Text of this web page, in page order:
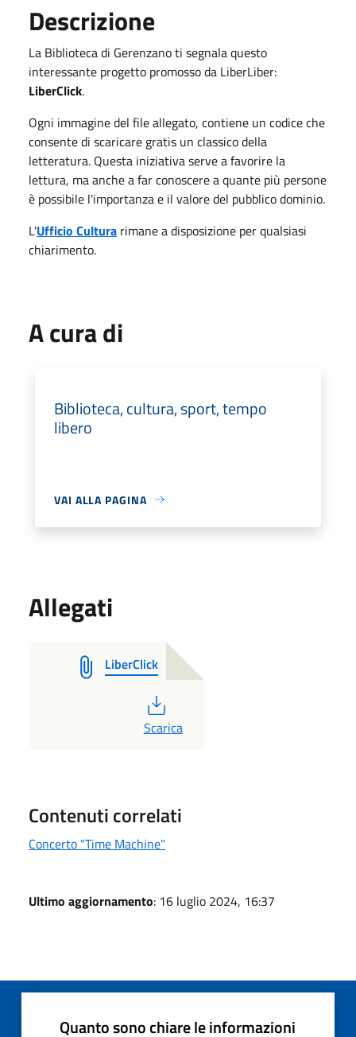
Descrizione
La Biblioteca di Gerenzano ti segnala questo
interessante progetto promosso da LiberLiber:
LiberClick.
Ogni immagine del file allegato, contiene un codice che
consente di scaricare gratis un classico della
letteratura. Questa iniziativa serve a favorire la
lettura, ma anche a far conoscere a quante più persone
è possibile l'importanza e il valore del pubblico dominio.
L'Ufficio Cultura rimane a disposizione per qualsiasi
chiarimento.
A cura di
Biblioteca, cultura, sport, tempo
libero
VAI ALLA PAGINA
Allegati
LiberClick
PDF
Scarica
Contenuti correlati
Concerto "Time Machine"
Ultimo aggiornamento: 16 luglio 2024, 16:37
Quanto sono chiare le informazioni